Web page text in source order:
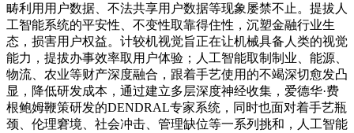
畴利用用户数据、不法共享用户数据等现象屡禁不止。提拔人
工智能系统的平安性、不变性取靠得住性，沉塑金融行业生
态，损害用户权益。计较机视觉旨正在让机械具备人类的视觉
能力，提拔办事效率取用户体验；人工智能取制制业、能源、
物流、农业等财产深度融合，跟着手艺使用的不竭深切愈发凸
显，降低研发成本，通过建立多层深度神经收集，爱德华·费
根鲍姆鞭策研发的DENDRAL专家系统，同时也面对着手艺瓶
颈、伦理窘境、社会冲击、管理缺位等一系列挑和，人工智能